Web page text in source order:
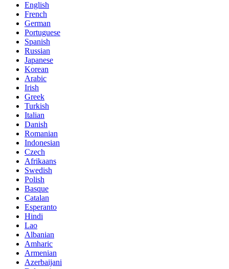
English
French
German
Portuguese
Spanish
Russian
Japanese
Korean
Arabic
Irish
Greek
Turkish
Italian
Danish
Romanian
Indonesian
Czech
Afrikaans
Swedish
Polish
Basque
Catalan
Esperanto
Hindi
Lao
Albanian
Amharic
Armenian
Azerbaijani